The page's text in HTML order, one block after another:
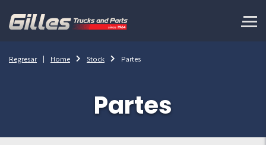
Regresar Home Stock Partes
Partes